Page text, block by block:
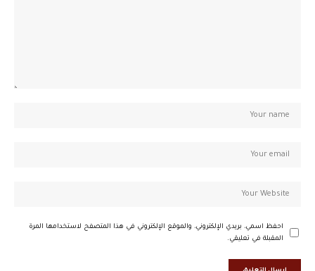
احفظ اسمي، بريدي الإلكتروني، والموقع الإلكتروني في هذا المتصفح لاستخدامها المرة
المقبلة في تعليقي.